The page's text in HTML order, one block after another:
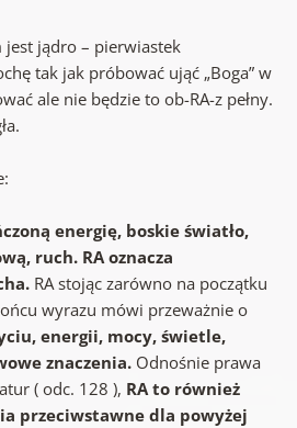
jest jądro – pierwiastek
tak jak próbować ująć „Boga” w
ale nie będzie to ob-RA-z pełny.
energię, boskie światło,
ruch. RA oznacza
RA stojąc zarówno na początku
wyrazu mówi przeważnie o
energii, mocy, świetle,
znaczenia. Odnośnie prawa
( odc. 128 ), RA to również
przeciwstawne dla powyżej